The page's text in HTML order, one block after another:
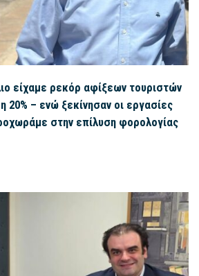
είχαμε ρεκόρ αφίξεων τουριστών
20% – ενώ ξεκίνησαν οι εργασίες
στην επίλυση φορολογίας